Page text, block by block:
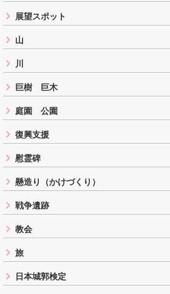
展望スポット
山
川
巨樹 巨木
庭園 公園
復興支援
慰霊碑
懸造り（かけづくり）
戦争遺跡
教会
旅
日本城郭検定